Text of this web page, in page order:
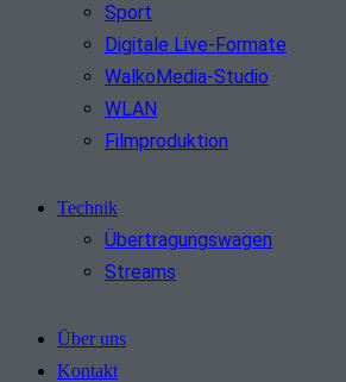
Sport
Digitale Live-Formate
WalkoMedia-Studio
WLAN
Filmproduktion
Technik
Übertragungswagen
Streams
Über uns
Kontakt